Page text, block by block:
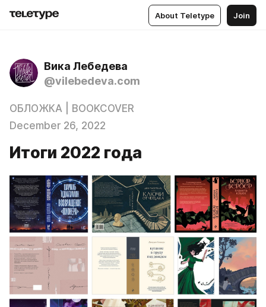
About Teletype Join
Вика Лебедева
@vilebedeva.com
ОБЛОЖКА | BOOKCOVER
December 26, 2022
Итоги 2022 года